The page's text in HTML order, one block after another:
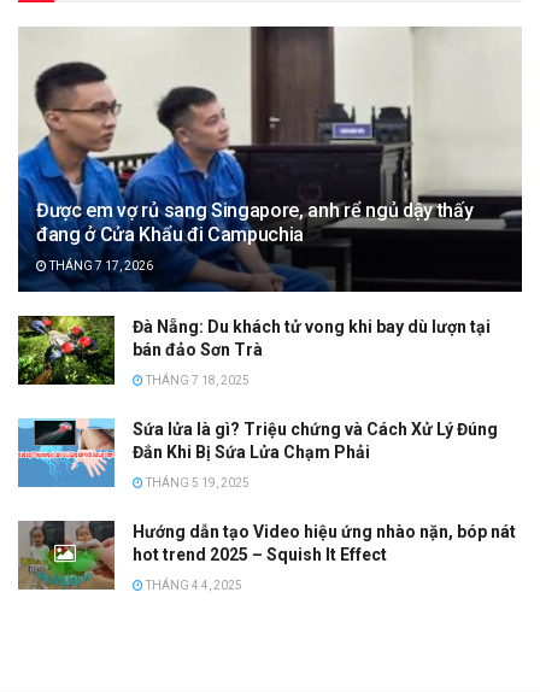
Được em vợ rủ sang Singapore, anh rể ngủ dậy thấy
đang ở Cửa Khẩu đi Campuchia
THÁNG 7 17, 2026
Đà Nẵng: Du khách tử vong khi bay dù lượn tại
bán đảo Sơn Trà
THÁNG 7 18, 2025
Sứa lửa là gì? Triệu chứng và Cách Xử Lý Đúng
Đắn Khi Bị Sứa Lửa Chạm Phải
THÁNG 5 19, 2025
Hướng dẫn tạo Video hiệu ứng nhào nặn, bóp nát
hot trend 2025 – Squish It Effect
THÁNG 4 4, 2025